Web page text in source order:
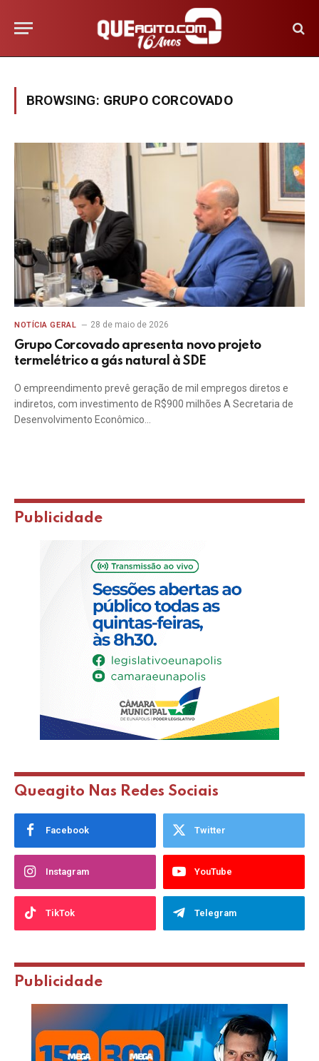
BROWSING: GRUPO CORCOVADO
NOTÍCIA GERAL 28 de maio de 2026
Grupo Corcovado apresenta novo projeto
termelétrico a gás natural à SDE
O empreendimento prevê geração de mil empregos diretos e
indiretos, com investimento de R$900 milhões A Secretaria de
Desenvolvimento Econômico…
Publicidade
Queagito Nas Redes Sociais
Facebook Twitter
Instagram YouTube
TikTok Telegram
Publicidade